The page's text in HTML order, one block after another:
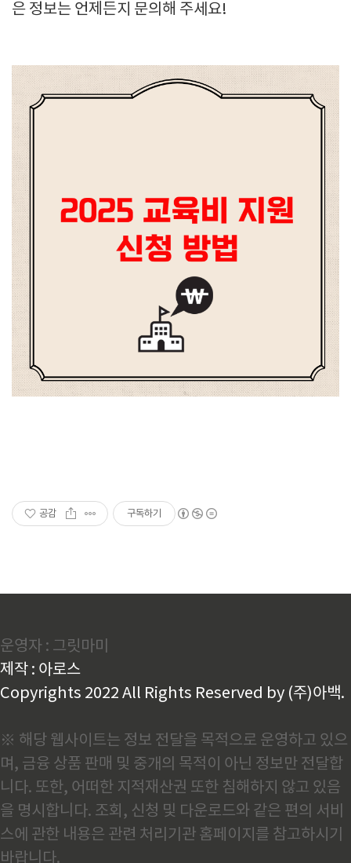
은 정보는 언제든지 문의해 주세요!
공감 구독하기
운영자 : 그릿마미
제작 : 아로스
Copyrights 2022 All Rights Reserved by (주)아백.
※ 해당 웹사이트는 정보 전달을 목적으로 운영하고 있으
며, 금융 상품 판매 및 중개의 목적이 아닌 정보만 전달합
니다. 또한, 어떠한 지적재산권 또한 침해하지 않고 있음
을 명시합니다. 조회, 신청 및 다운로드와 같은 편의 서비
스에 관한 내용은 관련 처리기관 홈페이지를 참고하시기
바랍니다.